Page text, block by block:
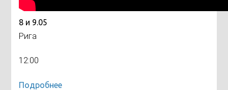
8 и 9.05
Рига
12:00
Подробнее